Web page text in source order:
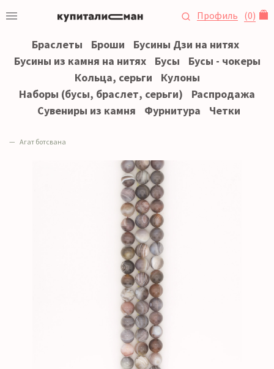
Профиль (0)
Браслеты Броши
Бусины Дзи на нитях
Бусины из камня на нитях
Бусы
Бусы - чокеры
Кольца, серьги
Кулоны
Наборы (бусы, браслет, серьги)
Распродажа
Сувениры из камня
Фурнитура Четки
Агат ботсвана